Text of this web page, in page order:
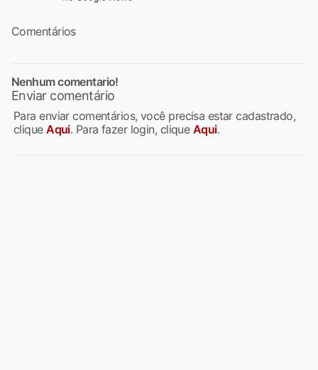
Comentários
Nenhum comentario!
Enviar comentário
Para enviar comentários, você precisa estar cadastrado,
cliqueAqui. Para fazer login, clique Aqui.